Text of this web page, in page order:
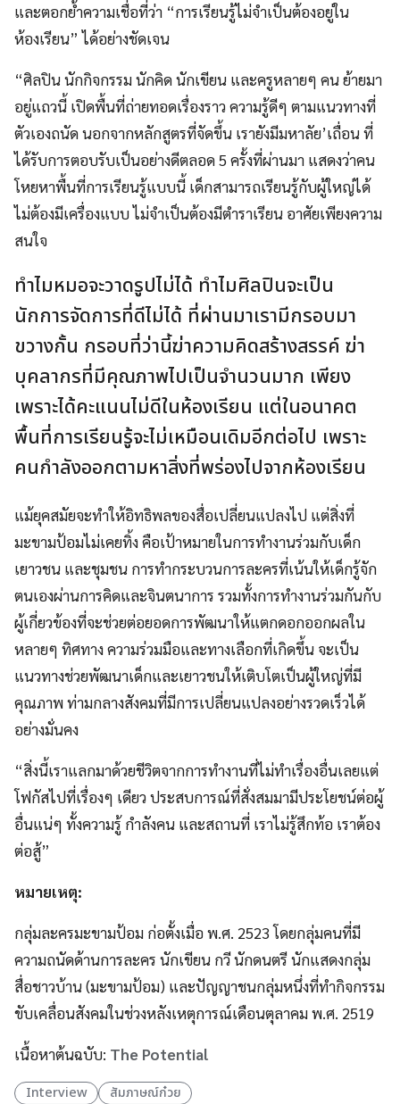
และตอกย้ำความเชื่อที่ว่า “การเรียนรู้ไม่จำเป็นต้องอยู่ใน
ห้องเรียน” ได้อย่างชัดเจน
“ศิลปิน นักกิจกรรม นักคิด นักเขียน และครูหลายๆ คน ย้ายมา
อยู่แถวนี้ เปิดพื้นที่ถ่ายทอดเรื่องราว ความรู้ดีๆ ตามแนวทางที่
ตัวเองถนัด นอกจากหลักสูตรที่จัดขึ้น เรายังมีมหาลัย’เถื่อน ที่
ได้รับการตอบรับเป็นอย่างดีตลอด 5 ครั้งที่ผ่านมา แสดงว่าคน
โหยหาพื้นที่การเรียนรู้แบบนี้ เด็กสามารถเรียนรู้กับผู้ใหญ่ได้
ไม่ต้องมีเครื่องแบบ ไม่จำเป็นต้องมีตำราเรียน อาศัยเพียงความ
สนใจ
ทำไมหมอจะวาดรูปไม่ได้ ทำไมศิลปินจะเป็น
นักการจัดการที่ดีไม่ได้ ที่ผ่านมาเรามีกรอบมา
ขวางกั้น กรอบที่ว่านี้ฆ่าความคิดสร้างสรรค์ ฆ่า
บุคลากรที่มีคุณภาพไปเป็นจำนวนมาก เพียง
เพราะได้คะแนนไม่ดีในห้องเรียน แต่ในอนาคต
พื้นที่การเรียนรู้จะไม่เหมือนเดิมอีกต่อไป เพราะ
คนกำลังออกตามหาสิ่งที่พร่องไปจากห้องเรียน
แม้ยุคสมัยจะทำให้อิทธิพลของสื่อเปลี่ยนแปลงไป แต่สิ่งที่
มะขามป้อมไม่เคยทิ้ง คือเป้าหมายในการทำงานร่วมกับเด็ก
เยาวชน และชุมชน การทำกระบวนการละครที่เน้นให้เด็กรู้จัก
ตนเองผ่านการคิดและจินตนาการ รวมทั้งการทำงานร่วมกันกับ
ผู้เกี่ยวข้องที่จะช่วยต่อยอดการพัฒนาให้แตกดอกออกผลใน
หลายๆ ทิศทาง ความร่วมมือและทางเลือกที่เกิดขึ้น จะเป็น
แนวทางช่วยพัฒนาเด็กและเยาวชนให้เติบโตเป็นผู้ใหญ่ที่มี
คุณภาพ ท่ามกลางสังคมที่มีการเปลี่ยนแปลงอย่างรวดเร็วได้
อย่างมั่นคง
“สิ่งนี้เราแลกมาด้วยชีวิตจากการทำงานที่ไม่ทำเรื่องอื่นเลยแต่
โฟกัสไปที่เรื่องๆ เดียว ประสบการณ์ที่สั่งสมมามีประโยชน์ต่อผู้
อื่นแน่ๆ ทั้งความรู้ กำลังคน และสถานที่ เราไม่รู้สึกท้อ เราต้อง
ต่อสู้”
หมายเหตุ:
กลุ่มละครมะขามป้อม ก่อตั้งเมื่อ พ.ศ. 2523 โดยกลุ่มคนที่มี
ความถนัดด้านการละคร นักเขียน กวี นักดนตรี นักแสดงกลุ่ม
สื่อชาวบ้าน (มะขามป้อม) และปัญญาชนกลุ่มหนึ่งที่ทำกิจกรรม
ขับเคลื่อนสังคมในช่วงหลังเหตุการณ์เดือนตุลาคม พ.ศ. 2519
เนื้อหาต้นฉบับ: The Potential
Interview สัมภาษณ์ก๋วย